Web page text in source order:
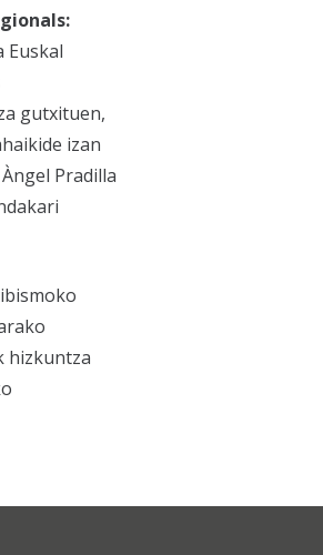
Euskal
gutxituen,
izan
Pradilla
hizkuntza